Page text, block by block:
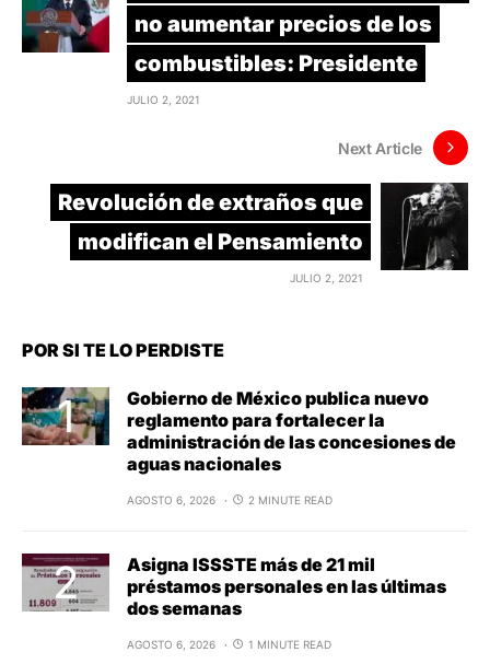
no aumentar precios de los
combustibles: Presidente
JULIO 2, 2021
Next Article
Revolución de extraños que
modifican el Pensamiento
JULIO 2, 2021
POR SI TE LO PERDISTE
Gobierno de México publica nuevo
reglamento para fortalecer la
administración de las concesiones de
aguas nacionales
AGOSTO 6, 2026 2 MINUTE READ
Asigna ISSSTE más de 21 mil
préstamos personales en las últimas
dos semanas
AGOSTO 6, 2026 1 MINUTE READ